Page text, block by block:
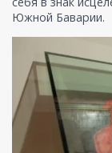
Южной Баварии.